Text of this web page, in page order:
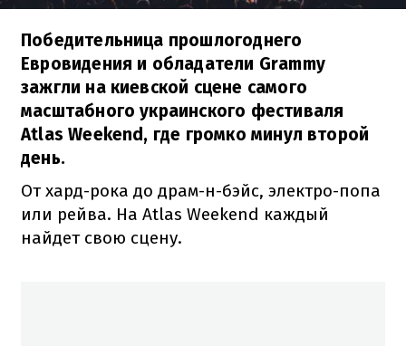
Победительница прошлогоднего
Евровидения и обладатели Grammy
зажгли на киевской сцене самого
масштабного украинского фестиваля
Atlas Weekend, где громко минул второй
день.
От хард-рока до драм-н-бэйс, электро-попа
или рейва. На Atlas Weekend каждый
найдет свою сцену.